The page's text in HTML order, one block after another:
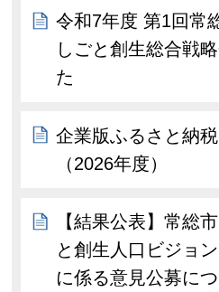
令和7年度 第1回常
しごと創生総合戦
た
企業版ふるさと納
（2026年度）
【結果公表】常総
と創生人口ビジョ
に係る意見公募に